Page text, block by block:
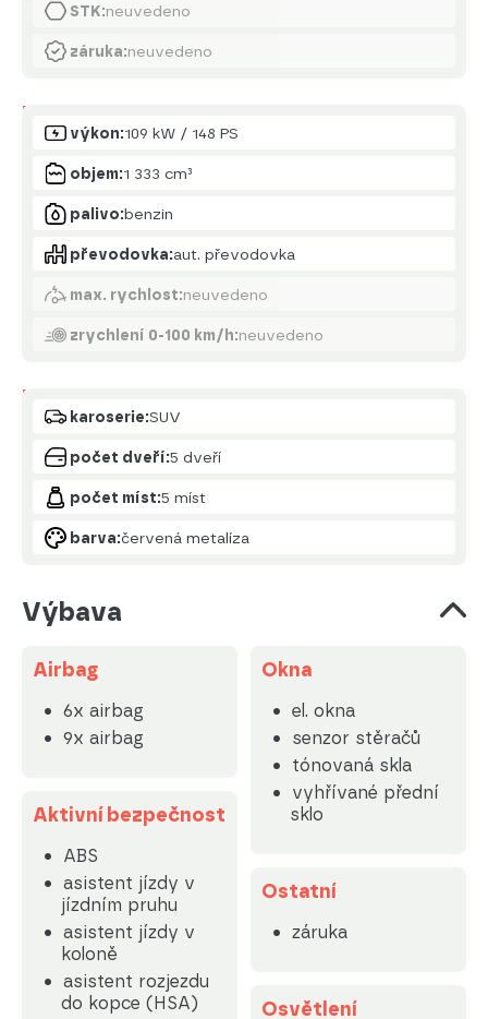
STK:neuvedeno
záruka:neuvedeno
Motor
výkon:109 kW / 148 PS
objem:1 333 cm³
palivo:benzin
převodovka:aut. převodovka
max. rychlost:neuvedeno
zrychlení 0-100 km/h:neuvedeno
Karoserie
karoserie:SUV
počet dveří:5 dveří
počet míst:5 míst
barva:červená metalíza
Výbava
Airbag
6x airbag
9x airbag
Aktivní bezpečnost
ABS
asistent jízdy v
jízdním pruhu
asistent jízdy v
koloně
asistent rozjezdu
do kopce (HSA)
Okna
el. okna
senzor stěračů
tónovaná skla
vyhřívané přední
sklo
Ostatní
záruka
Osvětlení